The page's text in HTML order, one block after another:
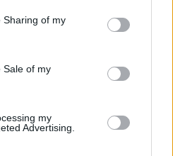
Sharing of my
Sale of my
my
Advertising.
Casa onde nasceu Rui Nabeiro
vez